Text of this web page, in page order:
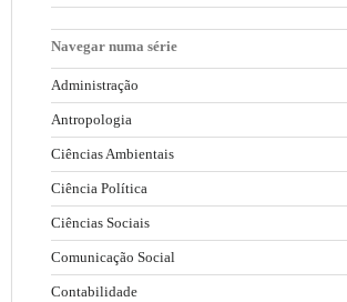
Navegar numa série
Administração
Antropologia
Ciências Ambientais
Ciência Política
Ciências Sociais
Comunicação Social
Contabilidade